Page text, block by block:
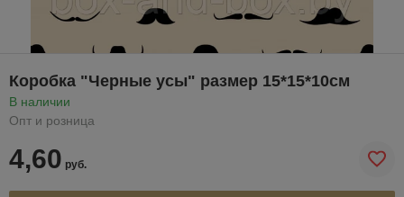
Коробка "Черные усы" размер 15*15*10см
В наличии
Опт и розница
4,60 руб.